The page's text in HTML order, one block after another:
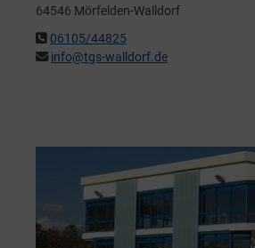
64546 Mörfelden-Walldorf
06105/44825
info@tgs-walldorf.de